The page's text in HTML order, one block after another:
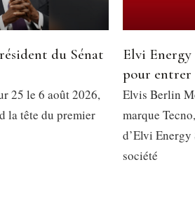
du Sénat
25 le 6 août 2026,
la tête du premier
Elvi
pour entrer
Elvis Berlin
marque
d’Elvi Energy
société